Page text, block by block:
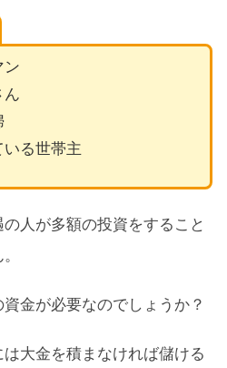
ン
ん
いる世帯主
人が多額の投資をすること
金が必要なのでしょうか？
大金を積まなければ儲ける